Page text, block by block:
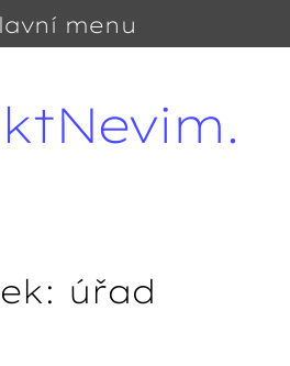
menu
úřad